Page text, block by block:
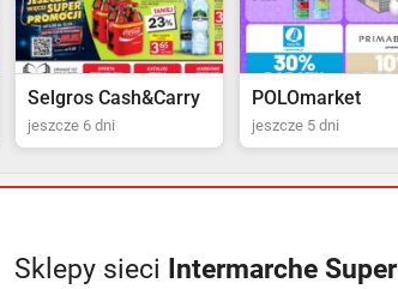
POLOmarket
jeszcze 5 dni
Netto
jeszcze 2 dni
Sklepy sieci Intermarche Super